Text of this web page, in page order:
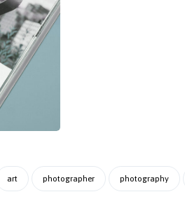
art photographer photography